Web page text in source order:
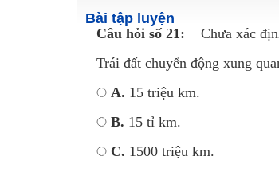
Bài tập luyện
Câu hỏi số 21:
Chưa xác
Trái đất chuyển động xung
A. 15 triệu km.
B. 15 tỉ km.
C. 1500 triệu km.